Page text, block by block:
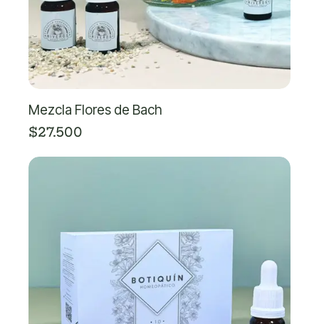
Mezcla Flores de Bach
$27.500